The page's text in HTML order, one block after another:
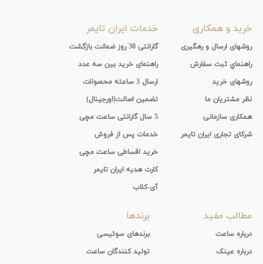
خرید و همکاری
روشهای ارسال و رهگیری
راهنماي ثبت سفارش
روشهای خرید
نظر مشتریان ما
همکاری سازمانی
شرکای تجاری ایران تایمر
خدمات ایران تایمر
گارانتی 30 روز ضمانت بازگشت
راهنمای خرید بین سه عدد
ارسال 3 ساعته محصولات
تضمین اصالت(اورجینال)
5 سال گارانتی ساعت مچی
خدمات پس از فروش
خرید اقساطی ساعت مچی
کارت هدیه ایران تایمر
آی-کلاب
مطالب مفید
درباره ساعت
درباره عینک
برندها
برندهای سوئیسی
تولید کنندگان ساعت